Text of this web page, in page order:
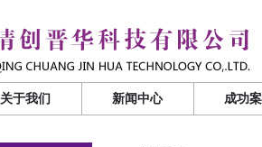
关于我们 新闻中心 成功